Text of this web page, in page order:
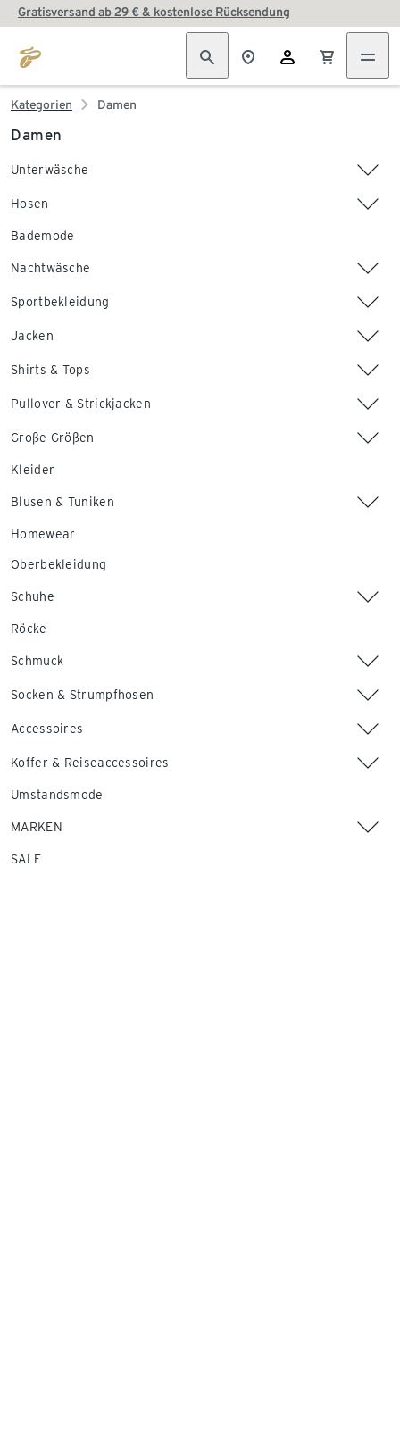
Gratisversand ab 29 € & kostenlose Rücksendung
Kategorien Damen
Damen
Unterwäsche
Hosen
Bademode
Nachtwäsche
Sportbekleidung
Jacken
Shirts & Tops
Pullover & Strickjacken
Große Größen
Kleider
Blusen & Tuniken
Homewear
Oberbekleidung
Schuhe
Röcke
Schmuck
Socken & Strumpfhosen
Accessoires
Koffer & Reiseaccessoires
Umstandsmode
MARKEN
SALE